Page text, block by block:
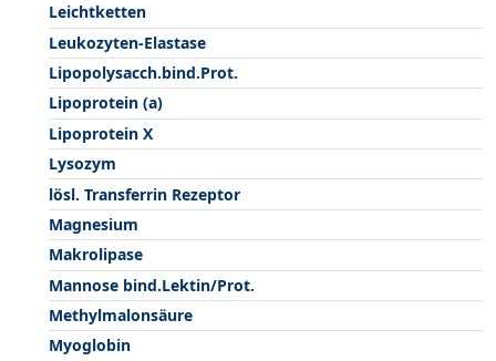
Leichtketten
Leukozyten-Elastase
Lipopolysacch.bind.Prot.
Lipoprotein (a)
Lipoprotein X
Lysozym
lösl. Transferrin Rezeptor
Magnesium
Makrolipase
Mannose bind.Lektin/Prot.
Methylmalonsäure
Myoglobin